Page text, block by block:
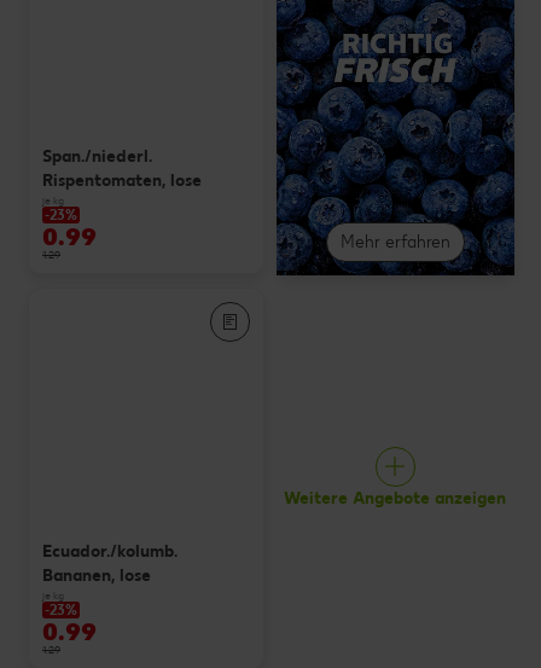
Mehr erfahren
Span./niederl.
Rispentomaten, lose
je kg
-23%
0.99
1.29
Ecuador./kolumb.
Bananen, lose
je kg
-23%
0.99
1.29
Weitere Angebote anzeigen